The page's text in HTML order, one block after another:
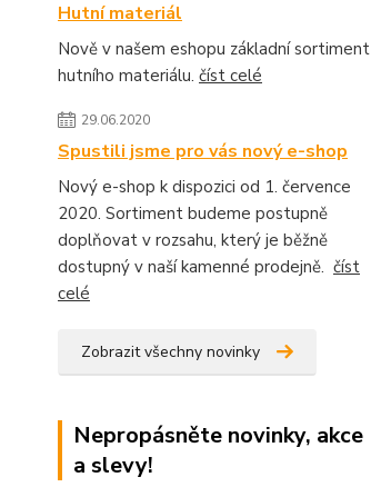
Hutní materiál
Nově v našem eshopu základní sortiment
hutního materiálu. číst celé
29.06.2020
Spustili jsme pro vás nový e-shop
Nový e-shop k dispozici od 1. července
2020. Sortiment budeme postupně
doplňovat v rozsahu, který je běžně
dostupný v naší kamenné prodejně. číst
celé
Zobrazit všechny novinky
Nepropásněte novinky, akce
a slevy!